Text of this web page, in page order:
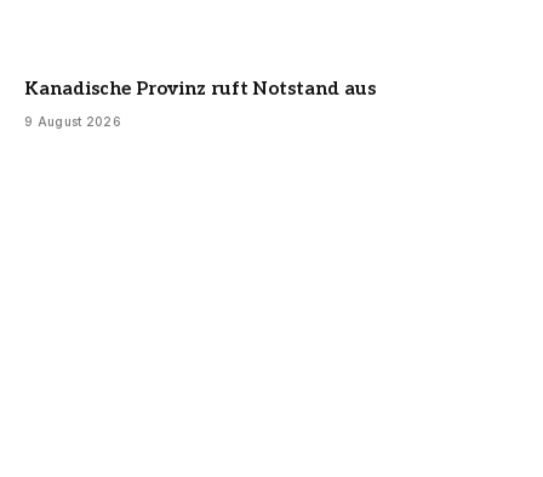
Kanadische Provinz ruft Notstand aus
9 August 2026